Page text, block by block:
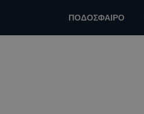
ΠΟΔΟΣΦΑΙΡΟ